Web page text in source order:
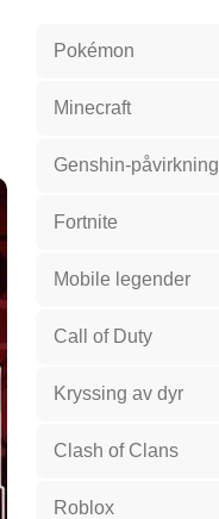
Pokémon
Minecraft
Genshin-påvirkning
Fortnite
Mobile legender
Call of Duty
Kryssing av dyr
Clash of Clans
Roblox